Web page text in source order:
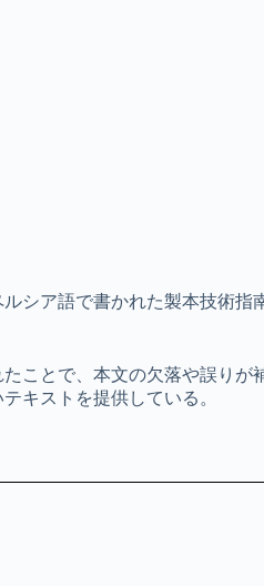
シア語で書かれた製本技術指
ことで、本文の欠落や誤りが
キストを提供している。